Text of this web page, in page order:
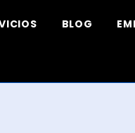
BLOG